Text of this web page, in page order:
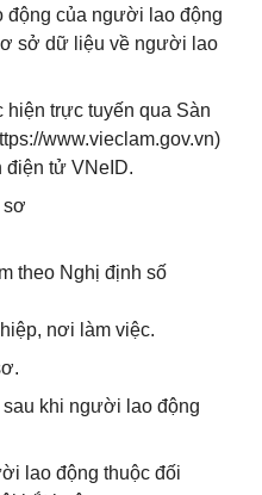
động của người lao động
sở dữ liệu về người lao
trực tuyến qua Sàn
www.vieclam.gov.vn)
điện tử VNeID.
sơ
theo Nghị định số
nơi làm việc.
khi người lao động
lao động thuộc đối